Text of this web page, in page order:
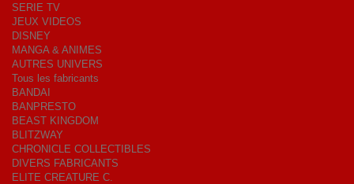
SERIE TV
JEUX VIDEOS
DISNEY
MANGA & ANIMES
AUTRES UNIVERS
Tous les fabricants
BANDAI
BANPRESTO
BEAST KINGDOM
BLITZWAY
CHRONICLE COLLECTIBLES
DIVERS FABRICANTS
ELITE CREATURE C.